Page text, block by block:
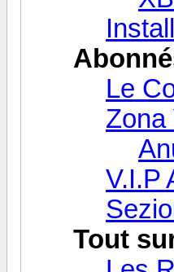
Le
Zona
V.I.P
Tout